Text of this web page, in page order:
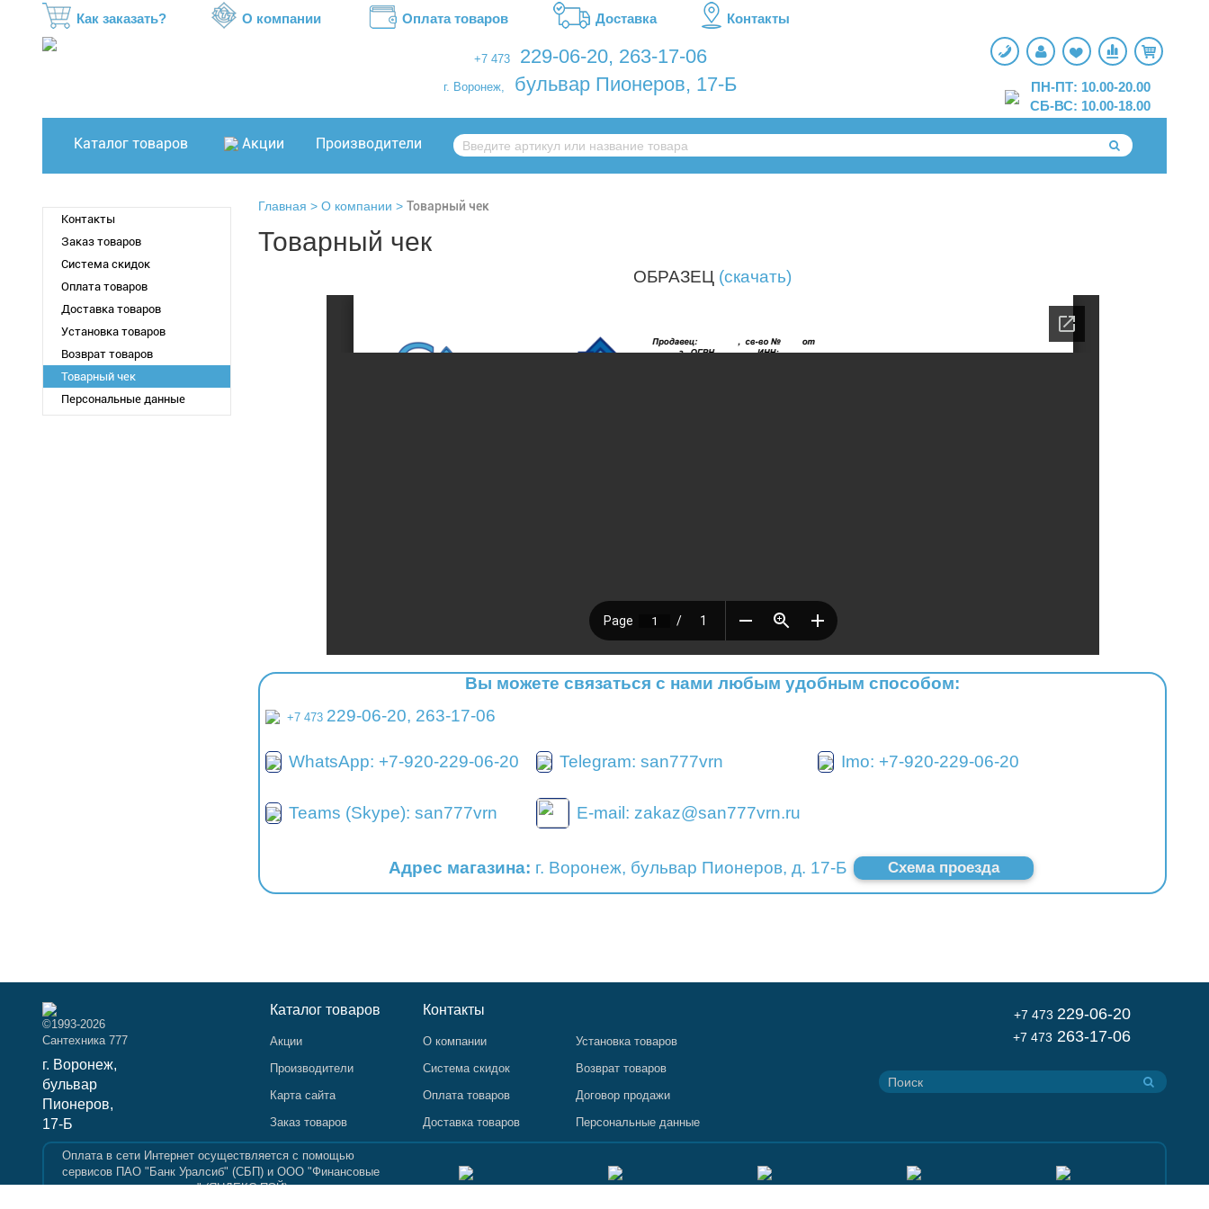
Как заказать? О компании Оплата товаров Доставка Контакты
+7 473 229-06-20, 263-17-06
г. Воронеж, бульвар Пионеров, 17-Б
ПН-ПТ: 10.00-20.00
СБ-ВС: 10.00-18.00
Каталог товаров Акции Производители
Контакты
Заказ товаров
Система скидок
Оплата товаров
Доставка товаров
Установка товаров
Возврат товаров
Товарный чек
Персональные данные
Главная О компании Товарный чек
Товарный чек
ОБРАЗЕЦ (скачать)
Вы можете связаться с нами любым удобным способом:
+7 473 229-06-20, 263-17-06
WhatsApp: +7-920-229-06-20 Telegram: san777vrn Imo: +7-920-229-06-20
Teams (Skype): san777vrn E-mail: zakaz@san777vrn.ru
Адрес магазина: г. Воронеж, бульвар Пионеров, д. 17-Б Схема проезда
©1993-2026
Сантехника 777
г. Воронеж,
бульвар
Пионеров,
17-Б
Каталог товаров Контакты
Акции О компании
Установка товаров
Производители
Система скидок
Возврат товаров
Карта сайта
Оплата товаров
Договор продажи
Заказ товаров
Доставка товаров Персональные данные
+7 473 229-06-20
+7 473 263-17-06
Оплата в сети Интернет осуществляется с помощью
сервисов ПАО "Банк Уралсиб" (СБП) и ООО "Финансовые
и платежные технологии" (ЯНДЕКС ПЭЙ).